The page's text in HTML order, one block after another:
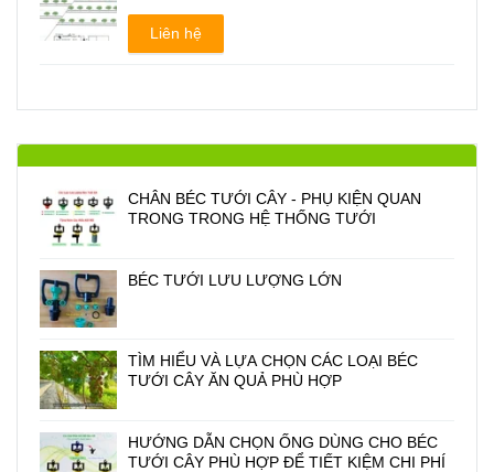
Liên hệ
CHÂN BÉC TƯỚI CÂY - PHỤ KIỆN QUAN
TRONG TRONG HỆ THỐNG TƯỚI
BÉC TƯỚI LƯU LƯỢNG LỚN
TÌM HIỂU VÀ LỰA CHỌN CÁC LOẠI BÉC
TƯỚI CÂY ĂN QUẢ PHÙ HỢP
HƯỚNG DẪN CHỌN ỐNG DÙNG CHO BÉC
TƯỚI CÂY PHÙ HỢP ĐỂ TIẾT KIỆM CHI PHÍ